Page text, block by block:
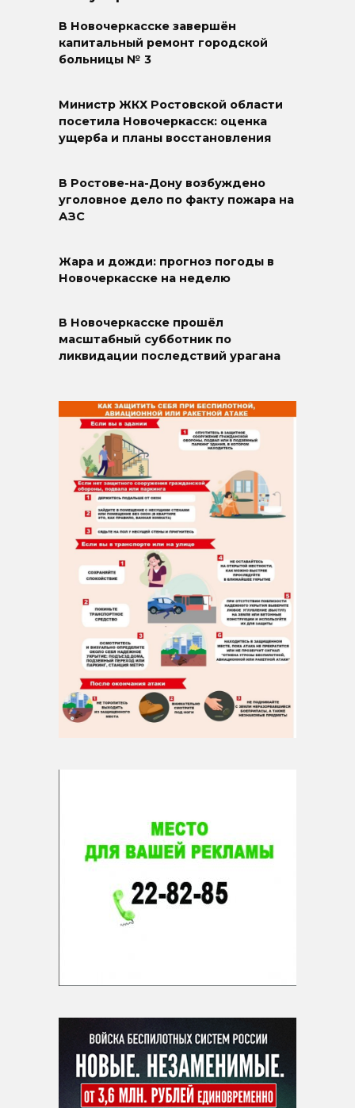
В Новочеркасске завершён
капитальный ремонт городской
больницы № 3
Министр ЖКХ Ростовской области
посетила Новочеркасск: оценка
ущерба и планы восстановления
В Ростове-на-Дону возбуждено
уголовное дело по факту пожара на
АЗС
Жара и дожди: прогноз погоды в
Новочеркасске на неделю
В Новочеркасске прошёл
масштабный субботник по
ликвидации последствий урагана